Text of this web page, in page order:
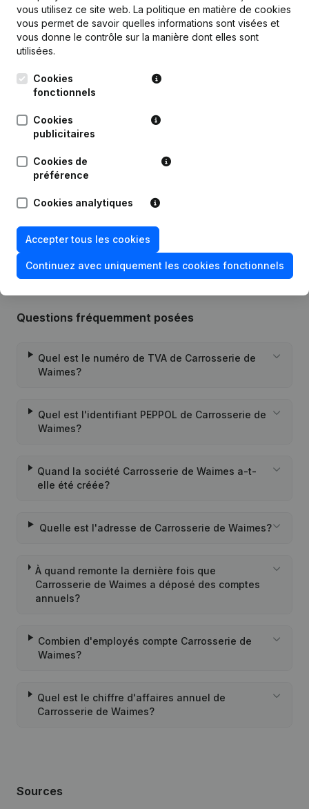
Publications de Carrosserie de Waimes
13-03-2026
19-01-2024
Statuts (Traduction, Coordination,
05-09-2022 Siège Social
02-01-2013 Siège Social
28-11-2005 Demission(s)
Questions fréquemment posées
Quel est le numéro de TVA de Carrosserie de
Waimes?
Quel est l'identifiant PEPPOL de Carrosserie de
Waimes?
Quand la société Carrosserie de Waimes a-t-
elle été créée?
Quelle est l'adresse de Carrosserie de Waimes?
À quand remonte la dernière fois que
Carrosserie de Waimes a déposé des comptes
annuels?
Combien d'employés compte Carrosserie de
Waimes?
Quel est le chiffre d'affaires annuel de
Carrosserie de Waimes?
Sources
vous utilisez ce site web. La politique en matière de cookies
vous permet de savoir quelles informations sont visées et
vous donne le contrôle sur la manière dont elles sont
utilisées.
Cookies
fonctionnels
Cookies
publicitaires
Cookies de
préférence
Cookies analytiques
Accepter tous les cookies
Continuez avec uniquement les cookies fonctionnels